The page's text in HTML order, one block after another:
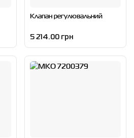
Клапан регулювальний
5 214.00 грн